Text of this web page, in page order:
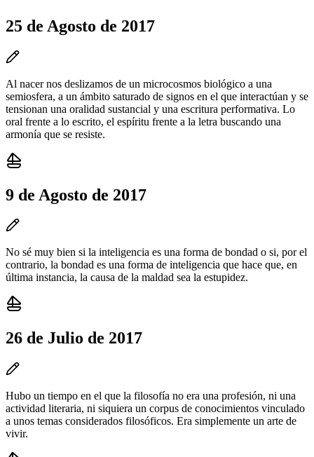
25 de Agosto de 2017
Al nacer nos deslizamos de un microcosmos biológico a una
semiosfera, a un ámbito saturado de signos en el que interactúan y se
tensionan una oralidad sustancial y una escritura performativa. Lo
oral frente a lo escrito, el espíritu frente a la letra buscando una
armonía que se resiste.
9 de Agosto de 2017
No sé muy bien si la inteligencia es una forma de bondad o si, por el
contrario, la bondad es una forma de inteligencia que hace que, en
última instancia, la causa de la maldad sea la estupidez.
26 de Julio de 2017
Hubo un tiempo en el que la filosofía no era una profesión, ni una
actividad literaria, ni siquiera un corpus de conocimientos vinculado
a unos temas considerados filosóficos. Era simplemente un arte de
vivir.